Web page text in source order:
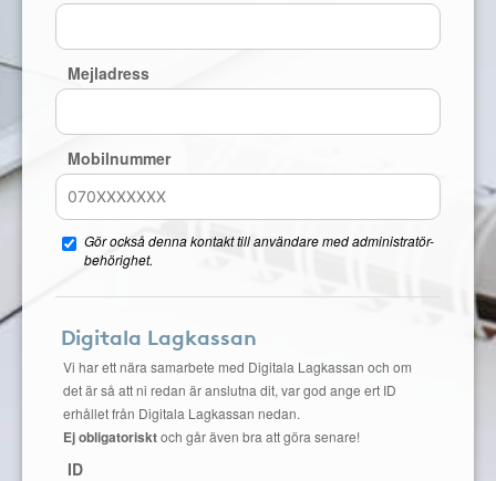
Mejladress
Mobilnummer
Gör också denna kontakt till användare med administratör-
behörighet.
Digitala Lagkassan
Vi har ett nära samarbete med Digitala Lagkassan och om
det är så att ni redan är anslutna dit, var god ange ert ID
erhållet från Digitala Lagkassan nedan.
Ej obligatorisktoch går även bra att göra senare!
ID